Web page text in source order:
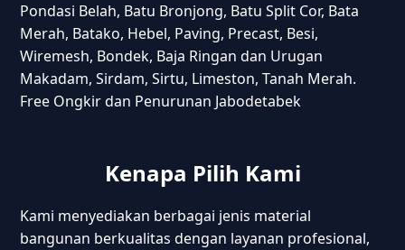
Pondasi Belah, Batu Bronjong, Batu Split Cor, Bata
Merah, Batako, Hebel, Paving, Precast, Besi,
Wiremesh, Bondek, Baja Ringan dan Urugan
Makadam, Sirdam, Sirtu, Limeston, Tanah Merah.
Free Ongkir dan Penurunan Jabodetabek
Kenapa Pilih Kami
Kami menyediakan berbagai jenis material
bangunan berkualitas dengan layanan profesional,